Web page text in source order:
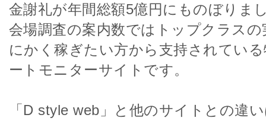
金謝礼が年間総額5億円にものぼりま
会場調査の案内数ではトップクラス
にかく稼ぎたい方から支持されてい
ートモニターサイトです。
「D style web」と他のサイトとの違